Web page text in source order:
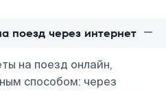
поезд через интернет
на поезд онлайн,
способом: через